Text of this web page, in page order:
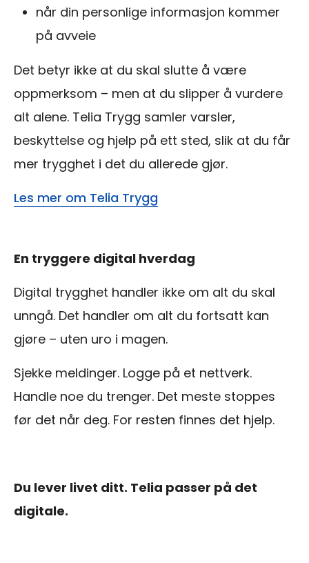
når din personlige informasjon kommer
på avveie
Det betyr ikke at du skal slutte å være
oppmerksom – men at du slipper å vurdere
alt alene. Telia Trygg samler varsler,
beskyttelse og hjelp på ett sted, slik at du får
mer trygghet i det du allerede gjør.
Les mer om Telia Trygg
En tryggere digital hverdag
Digital trygghet handler ikke om alt du skal
unngå. Det handler om alt du fortsatt kan
gjøre – uten uro i magen.
Sjekke meldinger. Logge på et nettverk.
Handle noe du trenger. Det meste stoppes
før det når deg. For resten finnes det hjelp.
Du lever livet ditt. Telia passer på det
digitale.